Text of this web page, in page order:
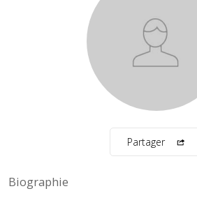
Partager
Biographie